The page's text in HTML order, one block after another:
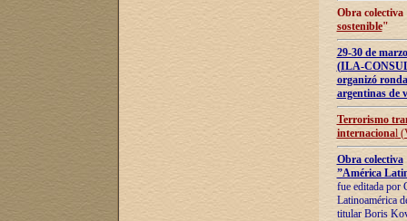
Obra
sostenible"
29-30 de
(ILA-
organizó
argentinas de
Terrorismo
internacional
Obra colectiva
”América
fue editada por
Latinoamérica
titular Boris